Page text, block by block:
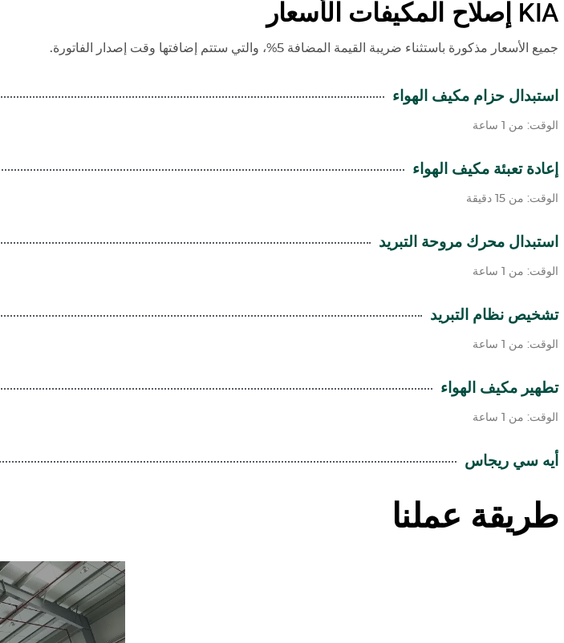
KIA إصلاح المكيفات الأسعار
جميع الأسعار مذكورة باستثناء ضريبة القيمة المضافة 5%، والتي ستتم إضافتها وقت إصدار الفاتورة.
استبدال حزام مكيف الهواء
الوقت: من 1 ساعة
إعادة تعبئة مكيف الهواء
الوقت: من 15 دقيقة
استبدال محرك مروحة التبريد
الوقت: من 1 ساعة
تشخيص نظام التبريد
الوقت: من 1 ساعة
تطهير مكيف الهواء
الوقت: من 1 ساعة
أيه سي ريجاس
طريقة عملنا